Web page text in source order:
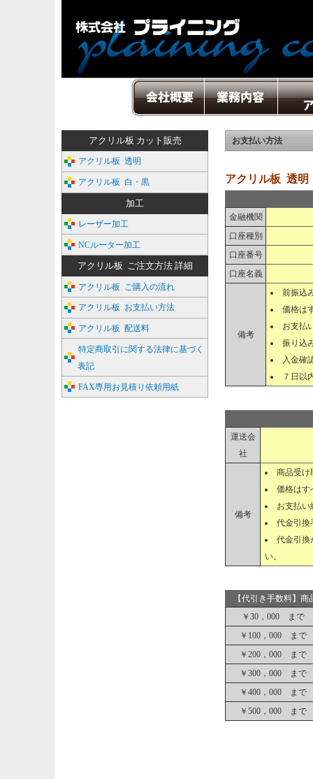
お支払い方法
アクリル板 透明
金融機関
口座種別
口座番号
口座名義
備考
前振込
価格は
お支払
振り込
入金確
７日以
運送会
社
備考
商品受け
価格はす
お支払い
代金引換
代金引換
い。
【代引き手数料】
￥30，000 まで
￥100，000 まで
￥200，000 まで
￥300，000 まで
￥400，000 まで
￥500，000 まで
アクリル板 カット販売
アクリル板 透明
アクリル板 白・黒
加工
レーザー加工
NCルーター加工
アクリル板 ご注文方法 詳細
アクリル板 ご購入の流れ
アクリル板 お支払い方法
アクリル板 配送料
特定商取引に関する法律に基づく
表記
FAX専用お見積り依頼用紙